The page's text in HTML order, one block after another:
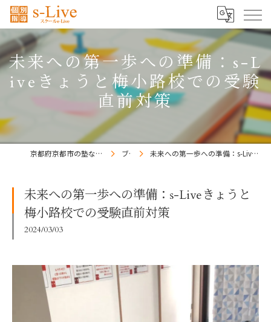
未来への第一歩への準備：s-L
iveきょうと梅小路校での受験
直前対策
京都府京都市の塾ならs-Liveきょうと梅小路校 ブログ 未来への第一歩への準備：s-Liveきょうと梅小路校での受験直前対策
未来への第一歩への準備：s-Liveきょうと
梅小路校での受験直前対策
2024/03/03